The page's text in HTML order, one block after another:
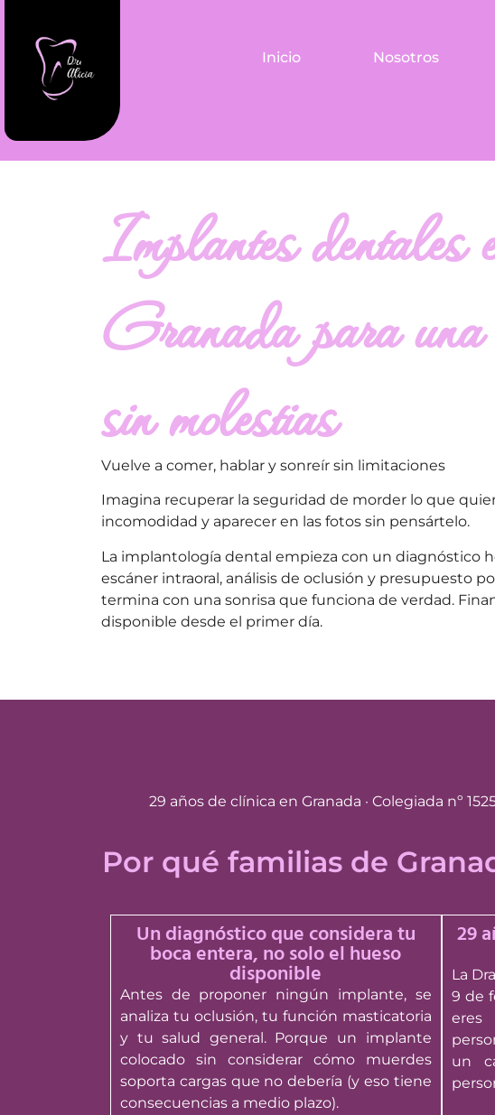
Inicio Nosotros
Implantes dentales
Granada para
sin molestias
Vuelve a comer, hablar y sonreír sin limitaciones
Imagina recuperar la seguridad de morder lo que
incomodidad y aparecer en las fotos sin pensártelo.
La implantología dental empieza con un diagnóstico
escáner intraoral, análisis de oclusión y presupuesto
termina con una sonrisa que funciona de verdad.
disponible desde el primer día.
29 añosde clínica en Granada · Colegiada nº
Por qué familias de
Un diagnóstico que considera tu
boca entera, no solo el hueso
disponible
Antes de proponer ningún implante, se
analiza tu oclusión, tu función masticatoria
y tu salud general. Porque un implante
colocado sin considerar cómo muerdes
soporta cargas que no debería (y eso tiene
consecuencias a medio plazo).
29
La
9 de
eres
un